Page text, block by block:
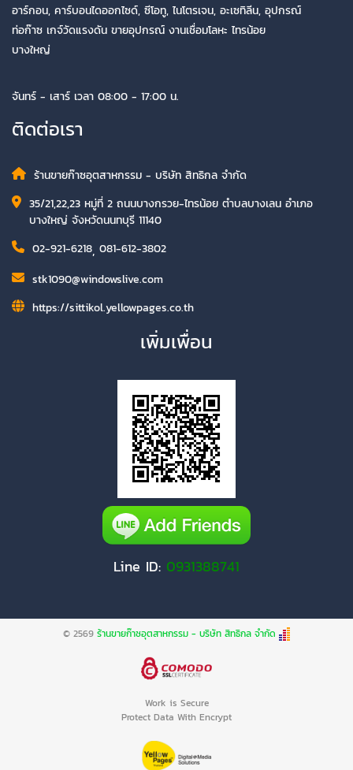
อาร์กอน, คาร์บอนไดออกไซด์, ซีโอทู, ไนโตรเจน, อะเซทิลีน, อุปกรณ์
ท่อก๊าซ เกจ์วัดแรงดัน ขายอุปกรณ์ งานเชื่อมโลหะ ไทรน้อย
บางใหญ่
จันทร์ - เสาร์ เวลา 08:00 - 17:00 น.
ติดต่อเรา
ร้านขายก๊าซอุตสาหกรรม - บริษัท สิทธิกล จำกัด
35/21,22,23 หมู่ที่ 2 ถนนบางกรวย-ไทรน้อย ตำบลบางเลน อำเภอ
บางใหญ่ จังหวัดนนทบุรี 11140
02-921-6218, 081-612-3802
stk1090@windowslive.com
https://sittikol.yellowpages.co.th
เพิ่มเพื่อน
Line ID: 0931388741
© 2569 ร้านขายก๊าซอุตสาหกรรม - บริษัท สิทธิกล จำกัด
Work is Secure
Protect Data With Encrypt